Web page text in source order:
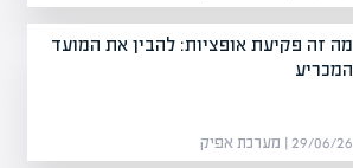
מה זה פקיעת אופציות: להבין את המועד
המכריע
29/06/26 | מערכת אפיק